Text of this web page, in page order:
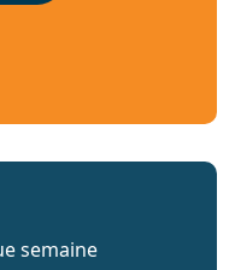
semaine